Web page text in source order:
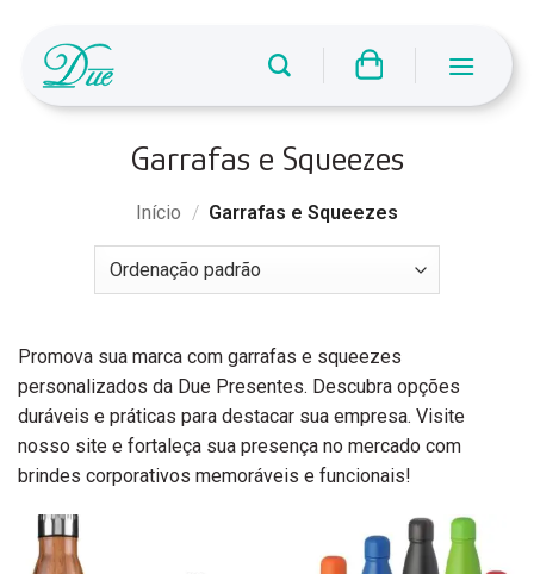
content
Garrafas e Squeezes
Início / Garrafas e Squeezes
Promova sua marca com garrafas e squeezes
personalizados da Due Presentes. Descubra opções
duráveis e práticas para destacar sua empresa. Visite
nosso site e fortaleça sua presença no mercado com
brindes corporativos memoráveis e funcionais!